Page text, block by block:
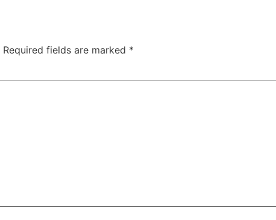
Required fields are marked *